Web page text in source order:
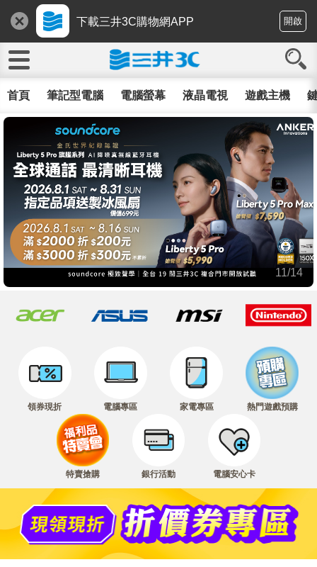
下載三井3C購物網APP 開啟
首頁 筆記型電腦 電腦螢幕 液晶電視 遊戲主機
11/14
領券現折 電腦專區 家電專區 熱門遊戲預購
特賣搶購 銀行活動 電腦安心卡